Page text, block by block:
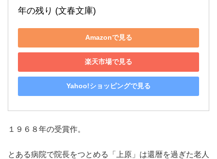
年の残り (文春文庫)
Amazonで見る
楽天市場で見る
Yahoo!ショッピングで見る
１９６８年の受賞作。
とある病院で院長をつとめる「上原」は還暦を過ぎた老人